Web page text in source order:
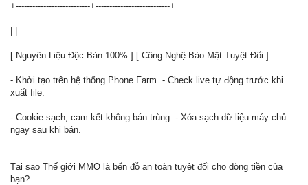
+---------------------------+---------------------------+
[ Nguyên Liệu Độc Bản 100% ] [ Công Nghệ Bảo Mật Tuyệt Đối ]
- Khởi tạo trên hệ thống Phone Farm. - Check live tự động trước khi
xuất file.
- Cookie sạch, cam kết không bán trùng. - Xóa sạch dữ liệu máy chủ
ngay sau khi bán.
Tại sao Thế giới MMO là bến đỗ an toàn tuyệt đối cho dòng tiền của
bạn?